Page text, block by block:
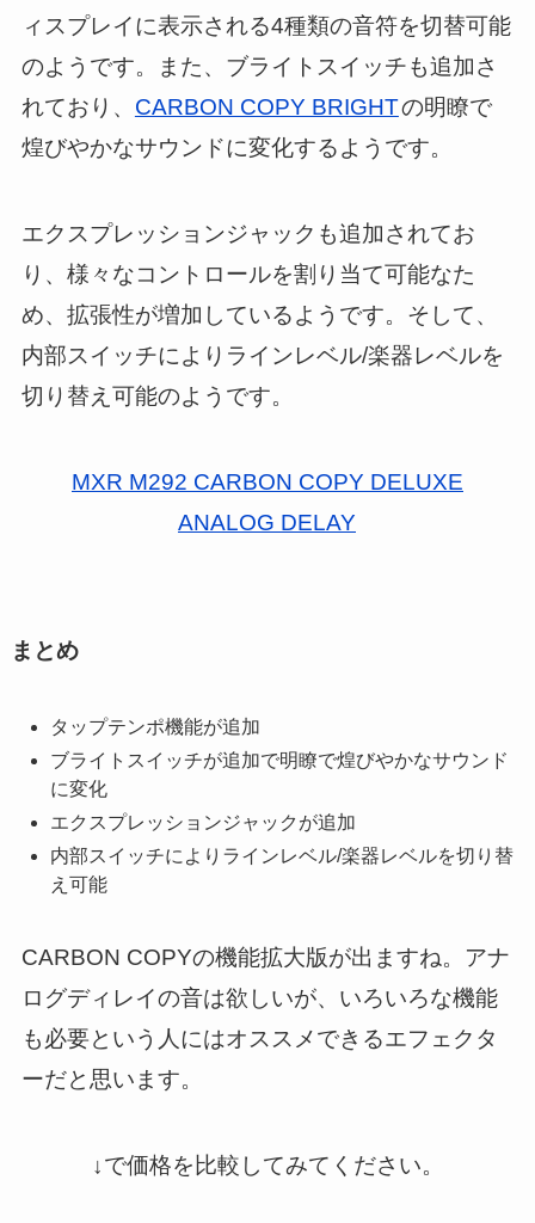
ィスプレイに表示される4種類の音符を切替可能
のようです。また、ブライトスイッチも追加さ
れており、 CARBON COPY BRIGHTの明瞭で
煌びやかなサウンドに変化するようです。
エクスプレッションジャックも追加されてお
り、様々なコントロールを割り当て可能なた
め、拡張性が増加しているようです。そして、
内部スイッチによりラインレベル/楽器レベルを
切り替え可能のようです。
MXR M292 CARBON COPY DELUXE
ANALOG DELAY
まとめ
タップテンポ機能が追加
ブライトスイッチが追加で明瞭で煌びやかなサウンド
に変化
エクスプレッションジャックが追加
内部スイッチによりラインレベル/楽器レベルを切り替
え可能
CARBON COPYの機能拡大版が出ますね。アナ
ログディレイの音は欲しいが、いろいろな機能
も必要という人にはオススメできるエフェクタ
ーだと思います。
↓で価格を比較してみてください。